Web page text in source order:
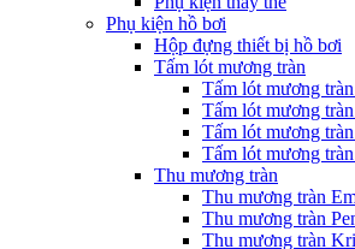
Phụ kiện hồ bơi
Hộp đựng thiết bị hồ bơi
Tấm lót mương tràn
Tấm lót mương
Tấm lót mương
Tấm lót mương
Tấm lót mương
Thu mương tràn
Thu mương tràn
Thu mương tràn
Thu mương tràn